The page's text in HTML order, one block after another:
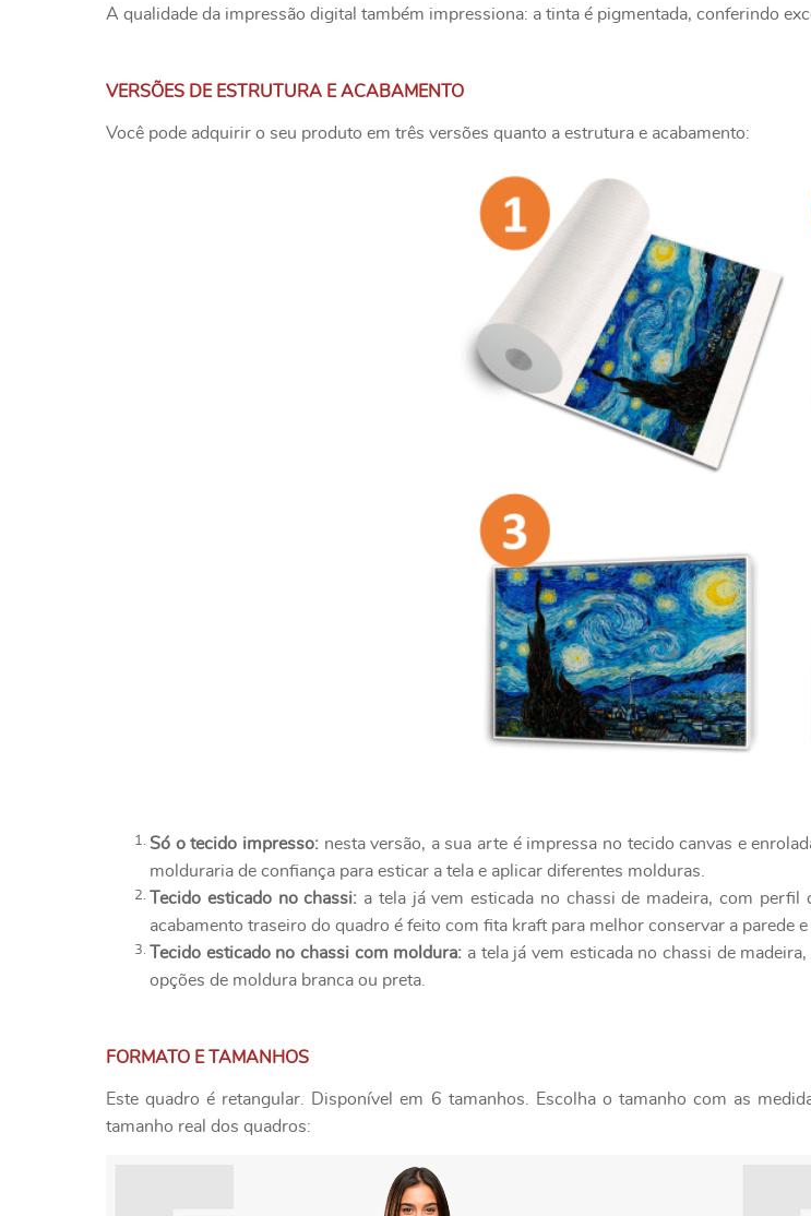
A qualidade da impressão digital também impressiona: a tinta é pigmentada, conferindo
VERSÕES DE ESTRUTURA E ACABAMENTO
Você pode adquirir o seu produto em três versões quanto a estrutura e acabamento:
Só o tecido impresso:nesta versão, a sua arte é impressa no tecido canvas e
molduraria de confiança para esticar a tela e aplicar diferentes molduras.
Tecido esticado no chassi: a tela já vem esticada no chassi de madeira, com
acabamento traseiro do quadro é feito com fita kraft para melhor conservar a parede
Tecido esticado no chassi com moldura: a tela já vem esticada no chassi de
opções de moldura branca ou preta.
FORMATO E TAMANHOS
Este quadro é retangular. Disponível em 6 tamanhos. Escolha o tamanho com as
tamanho real dos quadros: